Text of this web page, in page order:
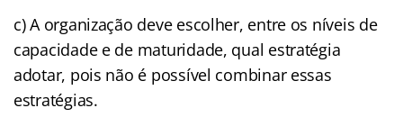
c) A organização deve escolher, entre os níveis de
capacidade e de maturidade, qual estratégia
adotar, pois não é possível combinar essas
estratégias.